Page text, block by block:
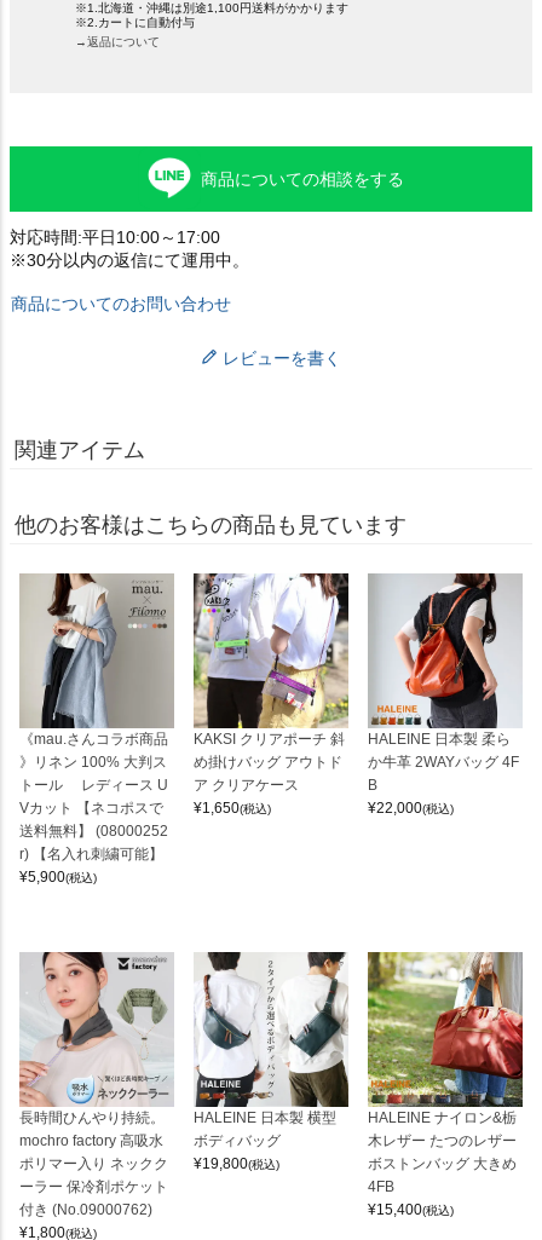
※1.北海道・沖縄は別途1,100円送料がかかります
※2.カートに自動付与
→返品について
商品についての相談をする
対応時間:平日10:00～17:00
※30分以内の返信にて運用中。
商品についてのお問い合わせ
レビューを書く
関連アイテム
他のお客様はこちらの商品も見ています
《mau.さんコラボ商品
》リネン 100% 大判ス
トール レディース U
Vカット 【ネコポスで
送料無料】 (08000252
r) 【名入れ刺繍可能】
¥5,900(税込)
KAKSI クリアポーチ 斜
め掛けバッグ アウトド
ア クリアケース
¥1,650(税込)
HALEINE 日本製 柔ら
か牛革 2WAYバッグ 4F
B
¥22,000(税込)
長時間ひんやり持続。
mochro factory 高吸水
ポリマー入り ネックク
ーラー 保冷剤ポケット
付き (No.09000762)
¥1,800(税込)
HALEINE 日本製 横型
ボディバッグ
¥19,800(税込)
HALEINE ナイロン&栃
木レザー たつのレザー
ボストンバッグ 大きめ
4FB
¥15,400(税込)